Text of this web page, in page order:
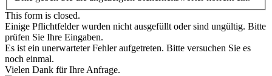
This form is closed.
Einige Pflichtfelder wurden nicht ausgefüllt oder sind ungültig. Bitte
prüfen Sie Ihre Eingaben.
Es ist ein unerwarteter Fehler aufgetreten. Bitte versuchen Sie es
noch einmal.
Vielen Dank für Ihre Anfrage.